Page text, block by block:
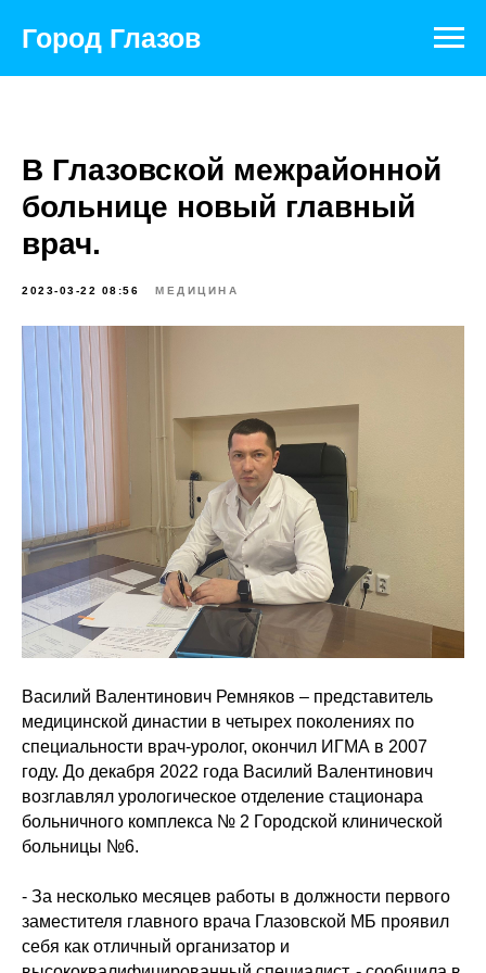
Город Глазов
В Глазовской межрайонной
больнице новый главный
врач.
2023-03-22 08:56 МЕДИЦИНА
Василий Валентинович Ремняков – представитель
медицинской династии в четырех поколениях по
специальности врач-уролог, окончил ИГМА в 2007
году. До декабря 2022 года Василий Валентинович
возглавлял урологическое отделение стационара
больничного комплекса № 2 Городской клинической
больницы №6.
- За несколько месяцев работы в должности первого
заместителя главного врача Глазовской МБ проявил
себя как отличный организатор и